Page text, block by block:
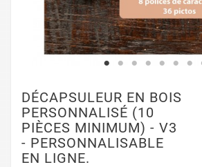
DÉCAPSULEUR EN BOIS
PERSONNALISÉ (10
PIÈCES MINIMUM) - V3
- PERSONNALISABLE
EN LIGNE.